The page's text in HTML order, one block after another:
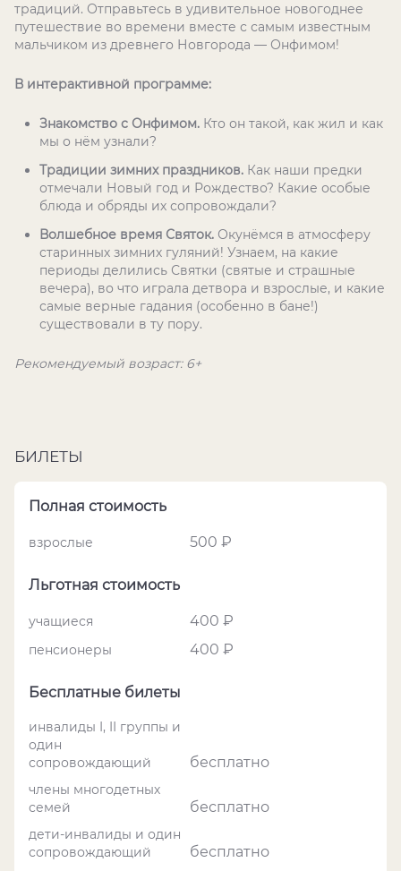
традиций. Отправьтесь в удивительное новогоднее
путешествие во времени вместе с самым известным
мальчиком из древнего Новгорода — Онфимом!
В интерактивной программе:
Знакомство с Онфимом. Кто он такой, как жил и как
мы о нём узнали?
Традиции зимних праздников. Как наши предки
отмечали Новый год и Рождество? Какие особые
блюда и обряды их сопровождали?
Волшебное время Святок. Окунёмся в атмосферу
старинных зимних гуляний! Узнаем, на какие
периоды делились Святки (святые и страшные
вечера), во что играла детвора и взрослые, и какие
самые верные гадания (особенно в бане!)
существовали в ту пору.
Рекомендуемый возраст: 6+
БИЛЕТЫ
Полная стоимость
взрослые 500 ₽
Льготная стоимость
учащиеся 400 ₽
пенсионеры 400 ₽
Бесплатные билеты
инвалиды I, II группы и
один
сопровождающий
бесплатно
члены многодетных
семей
бесплатно
дети-инвалиды и один
сопровождающий
бесплатно